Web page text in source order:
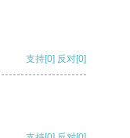
支持[0] 反对[0]